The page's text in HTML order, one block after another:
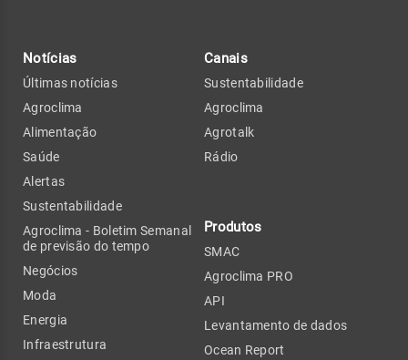
Notícias
Últimas notícias
Agroclima
Alimentação
Saúde
Alertas
Sustentabilidade
Agroclima - Boletim Semanal
de previsão do tempo
Negócios
Moda
Energia
Infraestrutura
Canais
Sustentabilidade
Agroclima
Agrotalk
Rádio
Produtos
SMAC
Agroclima PRO
API
Levantamento de dados
Ocean Report